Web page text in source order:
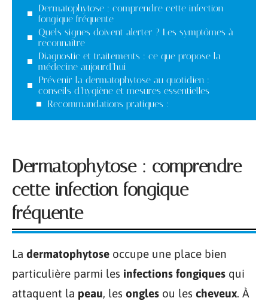
Dermatophytose : comprendre cette infection
fongique fréquente
Quels signes doivent alerter ? Les symptômes à
reconnaître
Diagnostic et traitements : ce que propose la
médecine aujourd’hui
Prévenir la dermatophytose au quotidien :
conseils d’hygiène et mesures essentielles
Recommandations pratiques :
Dermatophytose : comprendre
cette infection fongique
fréquente
La dermatophytose occupe une place bien
particulière parmi les infections fongiques qui
attaquent la peau, les ongles ou les cheveux. À